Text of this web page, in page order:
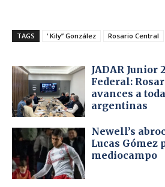
TAGS ‘ Kily’’ González Rosario Central
JADAR Junior
Federal:
avances a
argentinas
Newell’s
Lucas Gómez
mediocampo